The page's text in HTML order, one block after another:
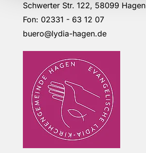
Schwerter Str. 122, 58099 Hagen
Fon: 02331 - 63 12 07
buero@lydia-hagen.de